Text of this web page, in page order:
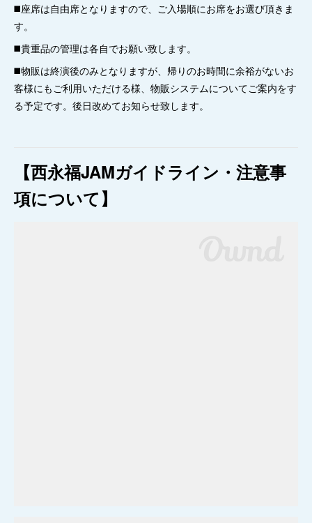
◼️座席は自由席となりますので、ご入場順にお席をお選び頂きま
す。
◼️貴重品の管理は各自でお願い致します。
◼️物販は終演後のみとなりますが、帰りのお時間に余裕がないお
客様にもご利用いただける様、物販システムについてご案内をす
る予定です。後日改めてお知らせ致します。
【西永福JAMガイドライン・注意事
項について】